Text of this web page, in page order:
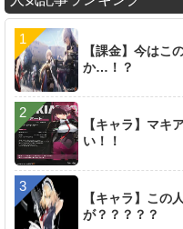
【課金】今はこ
か…！？
【キャラ】マキ
い！！
【キャラ】この
が？？？？？